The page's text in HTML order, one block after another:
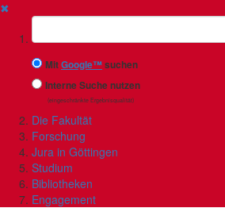
✖
Suchbegriff
MitGoogle™suchen
Interne Suche nutzen
(eingeschränkte Ergebnisqualität)
Die Fakultät
Forschung
Jura in Göttingen
Studium
Bibliotheken
Engagement